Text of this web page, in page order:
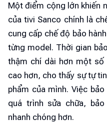
Một điểm cộng lớn khiến
của tivi Sanco chính là
cung cấp chế độ bảo
từng model. Thời gian
thậm chí dài hơn một số
cao hơn, cho thấy sự tự
phẩm của mình. Việc
quá trình sửa chữa,
nhanh chóng hơn.